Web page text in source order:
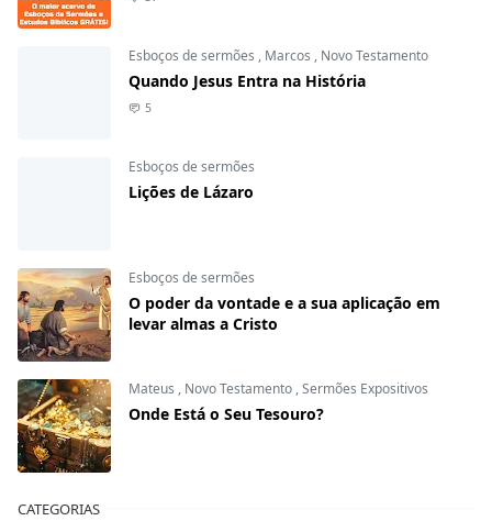
Esboços de sermões , Marcos , Novo Testamento
Quando Jesus Entra na História
5
Esboços de sermões
Lições de Lázaro
Esboços de sermões
O poder da vontade e a sua aplicação em
levar almas a Cristo
Mateus , Novo Testamento ,Sermões Expositivos
Onde Está o Seu Tesouro?
CATEGORIAS